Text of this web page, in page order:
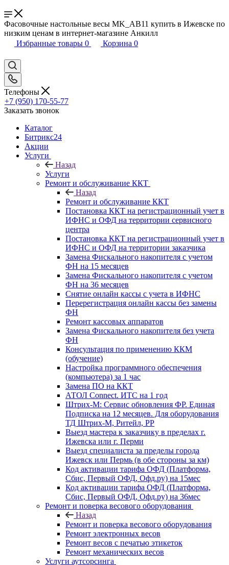
Фасовочные настольные весы MK_АВ11 купить в Ижевске по
низким ценам в интернет-магазине Анкилл
Избранные товары 0 Корзина 0
Телефоны
+7 (950) 170-55-77
Заказать звонок
Каталог
Битрикс24
Акции
Услуги
Назад
Услуги
Ремонт и обслуживание ККТ
Назад
Ремонт и обслуживание ККТ
Постановка ККТ на регистрационный учет в
ИФНС и ОФД на территории сервисного
центра
Постановка ККТ на регистрационный учет в
ИФНС и ОФД на территории заказчика
Замена Фискального накопителя с учетом
ФН на 15 месяцев
Замена Фискального накопителя с учетом
ФН на 36 месяцев
Снятие онлайн кассы с учета в ИФНС
Перерегистрация онлайн кассы без замены
ФН
Ремонт кассовых аппаратов
Замена Фискального накопителя без учета
ФН
Консультация по применению ККМ
(обучение)
Настройка программного обеспечения
(компьютера) за 1 час
Замена ПО на ККТ
АТОЛ Connect. ИТС на 1 год
Штрих-М: Сервис обновления ФР. Единая
Подписка на 12 месяцев. Для оборудования
ТД Штрих-М, Ритейл, РР
Выезд мастера к заказчику в пределах г.
Ижевска или г. Перми
Выезд специалиста за пределы города
Ижевск или Пермь (в обе стороны за км)
Код активации тарифа ОФД (Платформа,
Сбис, Первый ОФД, Офд.ру) на 15мес
Код активации тарифа ОФД (Платформа,
Сбис, Первый ОФД, Офд.ру) на 36мес
Ремонт и поверка весового оборудования
Назад
Ремонт и поверка весового оборудования
Ремонт электронных весов
Ремонт весов с печатью этикеток
Ремонт механических весов
Услуги аутсорсинга